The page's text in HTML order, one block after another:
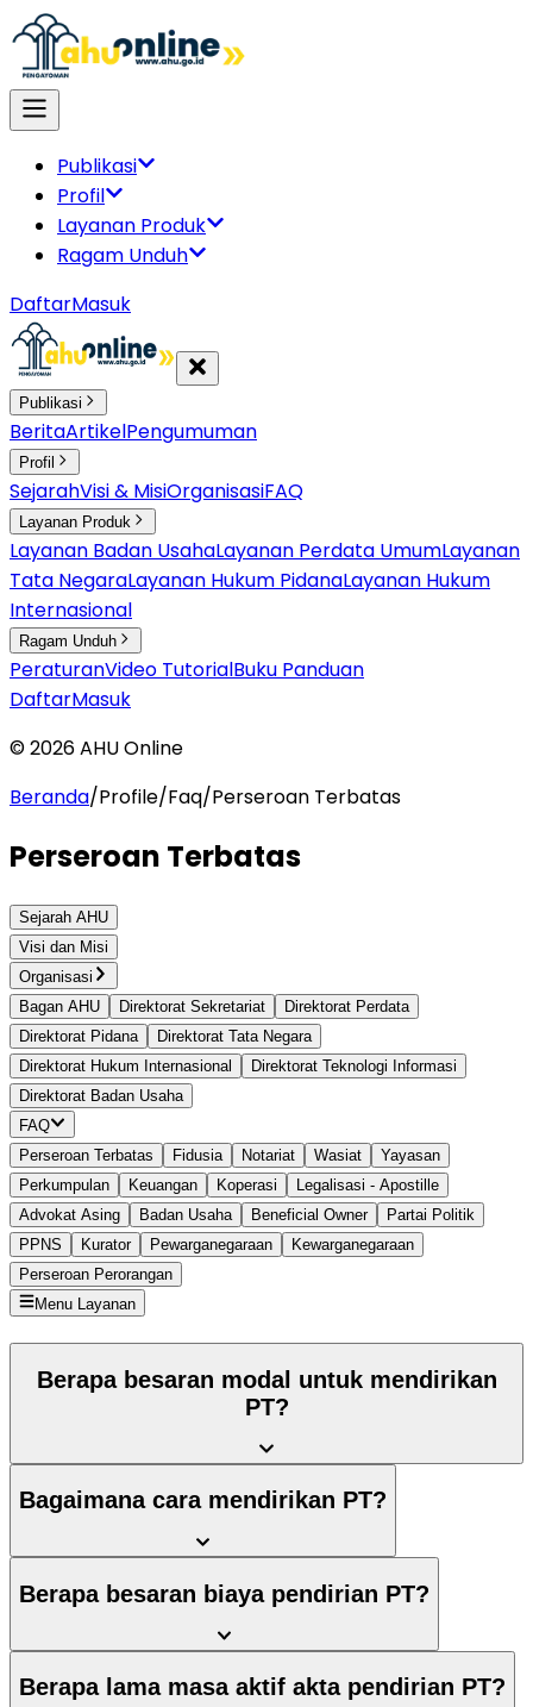
Publikasi
Profil
Layanan Produk
Ragam Unduh
DaftarMasuk
Publikasi
BeritaArtikelPengumuman
Profil
SejarahVisi & MisiOrganisasiFAQ
Layanan Produk
Layanan Badan UsahaLayanan Perdata UmumLayanan
Tata NegaraLayanan Hukum PidanaLayanan Hukum
Internasional
Ragam Unduh
PeraturanVideo TutorialBuku Panduan
DaftarMasuk
©2026AHU Online
Beranda/Profile/Faq/Perseroan Terbatas
Perseroan Terbatas
Sejarah AHU
Visi dan Misi
Organisasi
Bagan AHU
Direktorat Sekretariat
Direktorat Perdata
Direktorat Pidana
Direktorat Tata Negara
Direktorat Hukum Internasional
Direktorat Teknologi Informasi
Direktorat Badan Usaha
FAQ
Perseroan Terbatas
Fidusia Notariat Wasiat
Yayasan
Perkumpulan
Keuangan Koperasi
Legalisasi - Apostille
Advokat Asing
Badan Usaha Beneficial Owner
Partai Politik
PPNS
Kurator Pewarganegaraan
Kewarganegaraan
Perseroan Perorangan
Menu Layanan
Berapa besaran modal untuk mendirikan
PT?
Bagaimana cara mendirikan PT?
Berapa besaran biaya pendirian PT?
Berapa lama masa aktif akta pendirian PT?